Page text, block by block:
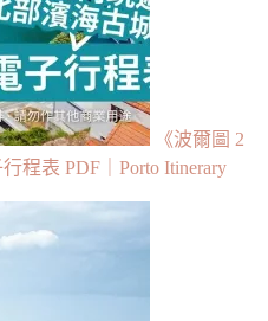
《波爾圖 2
程表 PDF｜Porto Itinerary